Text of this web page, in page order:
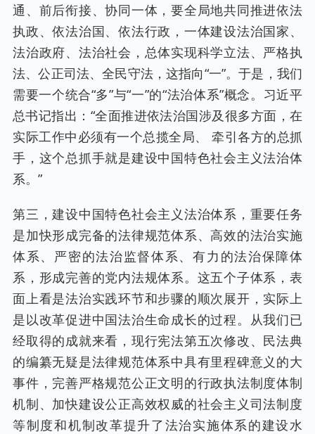
通、前后衔接、协同一体，要全局地共同推进依法
执政、依法治国、依法行政，一体建设法治国家、
法治政府、法治社会，总体实现科学立法、严格执
法、公正司法、全民守法，这指向“一”。于是，我们
需要一个统合“多”与“一”的“法治体系”概念。习近平
总书记指出：“全面推进依法治国涉及很多方面，在
实际工作中必须有一个总揽全局、 牵引各方的总抓
手，这个总抓手就是建设中国特色社会主义法治体
系。”
第三，建设中国特色社会主义法治体系，重要任务
是加快形成完备的法律规范体系、高效的法治实施
体系、严密的法治监督体系、有力的法治保障体
系，形成完善的党内法规体系。这五个子体系，表
面上看是法治实践环节和步骤的顺次展开，实际上
是以改革促进中国法治生命成长的过程。从我们已
经取得的成就来看，现行宪法第五次修改、民法典
的编纂无疑是法律规范体系中具有里程碑意义的大
事件，完善严格规范公正文明的行政执法制度体制
机制、加快建设公正高效权威的社会主义司法制度
等制度和机制改革提升了法治实施体系的建设水